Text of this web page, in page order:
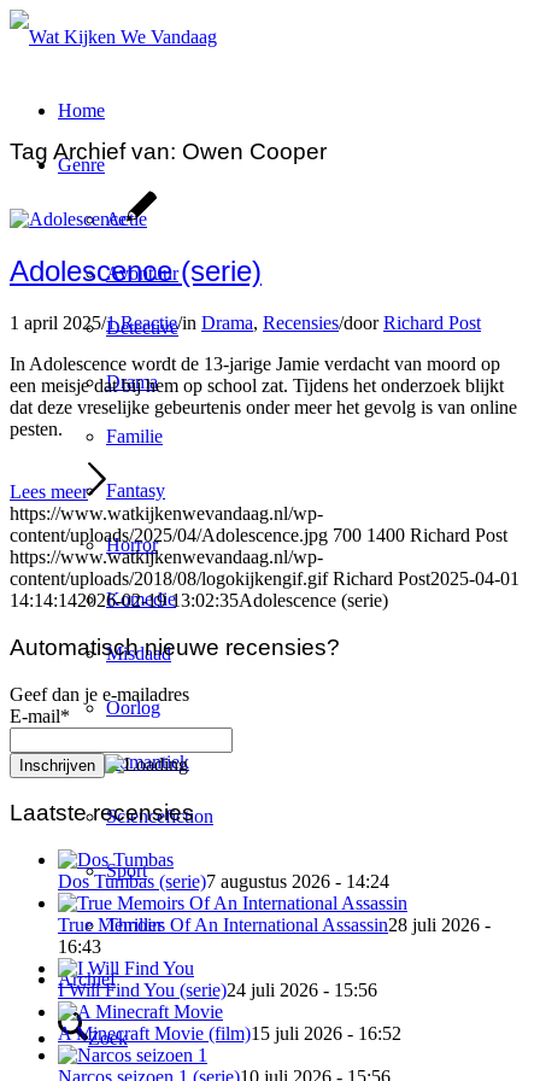
Home
Genre
Actie
Avontuur
Detective
Drama
Familie
Fantasy
Horror
Komedie
Misdaad
Oorlog
Romantiek
Sciencefiction
Sport
Thriller
Archief
Zoek
Tag Archief van: Owen Cooper
Adolescence (serie)
1 april 2025/1 Reactie/in Drama, Recensies/doorRichard Post
In Adolescence wordt de 13-jarige Jamie verdacht van moord op
een meisje dat bij hem op school zat. Tijdens het onderzoek blijkt
dat deze vreselijke gebeurtenis onder meer het gevolg is van online
pesten.
Lees meer
https://www.watkijkenwevandaag.nl/wp-
content/uploads/2025/04/Adolescence.jpg 700 1400 Richard Post
https://www.watkijkenwevandaag.nl/wp-
content/uploads/2018/08/logokijkengif.gif Richard Post2025-04-01
14:14:142026-02-19 13:02:35Adolescence (serie)
Automatisch nieuwe recensies?
Geef dan je e-mailadres
E-mail*
Laatste recensies
Dos Tumbas (serie)7 augustus 2026 - 14:24
True Memoirs Of An International Assassin28 juli 2026 -
16:43
I Will Find You (serie)24 juli 2026 - 15:56
A Minecraft Movie (film)15 juli 2026 - 16:52